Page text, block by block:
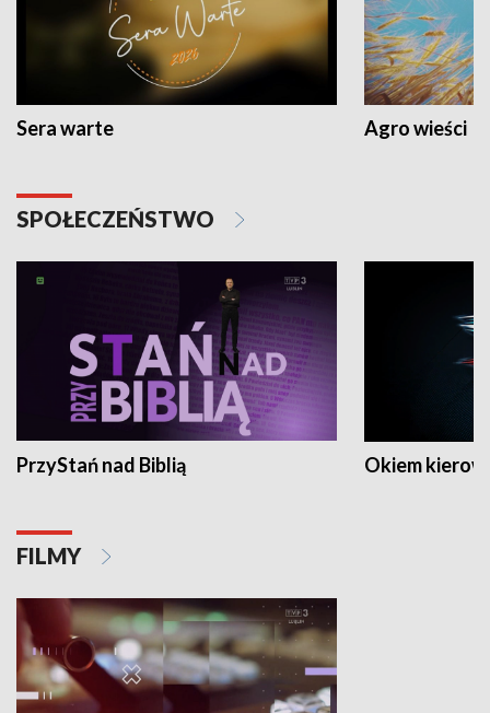
Sera warte Agro wieści
SPOŁECZEŃSTWO
PrzyStań nad Biblią Okiem
FILMY